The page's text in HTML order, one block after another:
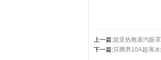
上一篇:超亚热敷蒸汽眼
下一篇:芬腾男10A超薄